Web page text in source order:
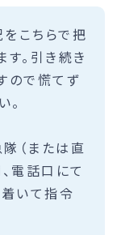
をこちらで把
。引き続き
ので慌てず
。
隊（または直
電話口にて
いて指令